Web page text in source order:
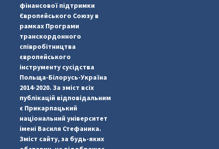
фінансової підтримки
Європейського Союзу в
рамках Програми
транскордонного
співробітництва
європейського
інструменту сусідства
Польща-Білорусь-Україна
2014-2020. За зміст всіх
публікацій відповідальним
є Прикарпацький
національний університет
імені Василя Стефаника.
Зміст сайту, за будь-яких